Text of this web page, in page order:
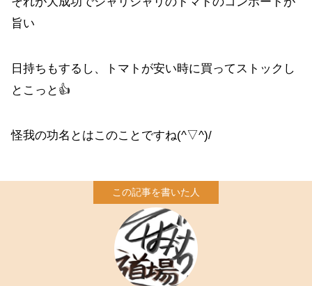
旨い
日持ちもするし、トマトが安い時に買ってストックし
とこっと👍
怪我の功名とはこのことですね(^▽^)/